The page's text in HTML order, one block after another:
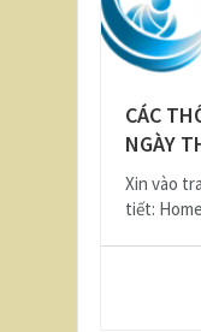
CÁC
NGÀY
Xin vào
tiết: